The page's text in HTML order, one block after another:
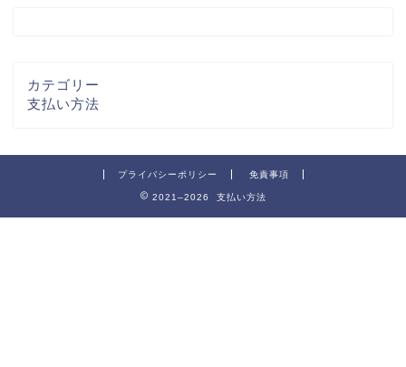
カテゴリー
支払い方法
プライバシーポリシー 免責事項
2021–2026 支払い方法